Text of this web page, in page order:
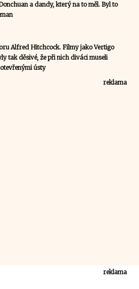
a dandy, který na to měl. Byl to
Alfred Hitchcock. Filmy jako Vertigo
tak děsivé, že při nich diváci museli
ústy
reklama
reklama